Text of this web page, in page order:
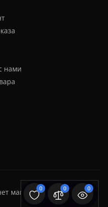
0 0 0
нами
магазин кальянів © 2026